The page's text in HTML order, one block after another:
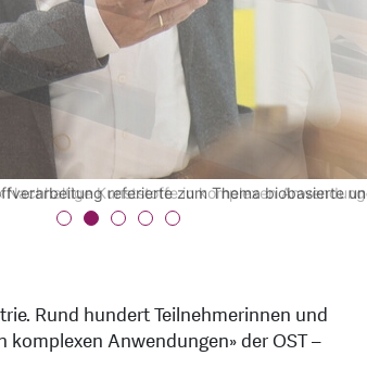
Kunststoffe in komplexen
referierte zum Thema biobasierte
beantworten Fragen aus dem Publikum.
Rund hundert Teilnehmerinnen und
Anwendungen» der OST –